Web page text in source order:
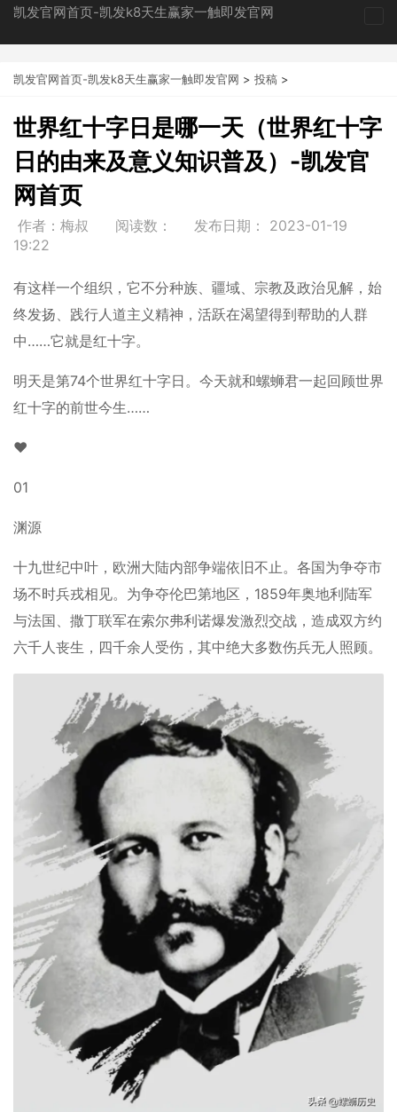
凯发官网首页-凯发k8天生赢家一触即发官网
凯发官网首页-凯发k8天生赢家一触即发官网 > 投稿 >
世界红十字日是哪一天（世界红十字
日的由来及意义知识普及）-凯发官
网首页
作者：梅叔 阅读数： 发布日期： 2023-01-19
19:22
有这样一个组织，它不分种族、疆域、宗教及政治见解，始
终发扬、践行人道主义精神，活跃在渴望得到帮助的人群
中……它就是红十字。
明天是第74个世界红十字日。今天就和螺蛳君一起回顾世界
红十字的前世今生……
♥
01
渊源
十九世纪中叶，欧洲大陆内部争端依旧不止。各国为争夺市
场不时兵戎相见。为争夺伦巴第地区，1859年奥地利陆军
与法国、撒丁联军在索尔弗利诺爆发激烈交战，造成双方约
六千人丧生，四千余人受伤，其中绝大多数伤兵无人照顾。